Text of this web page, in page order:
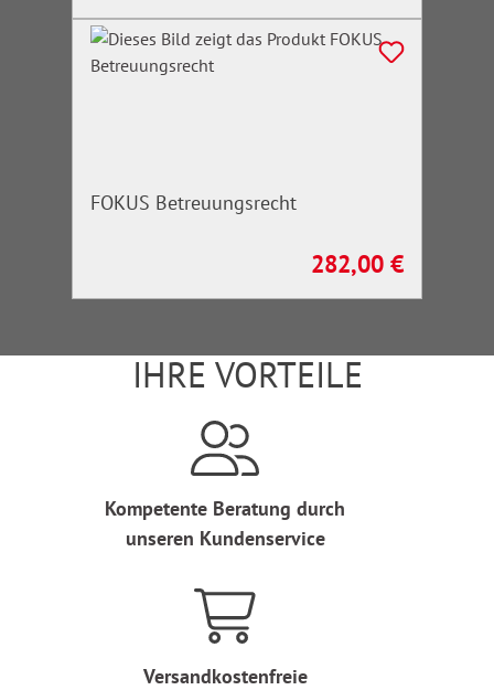
FOKUS Betreuungsrecht
Regulärer Preis:
282,00 €
IHRE VORTEILE
Kompetente Beratung durch
unseren Kundenservice
Versandkostenfreie